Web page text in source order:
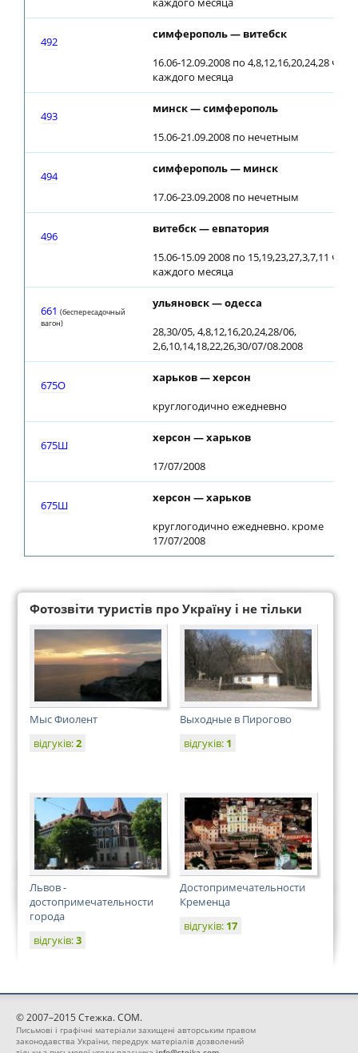
492
симферополь — витебск
16.06-12.09.2008 по 4,8,12,16,20,24,28
каждого месяца
493
минск — симферополь
15.06-21.09.2008 по нечетным
494
симферополь — минск
17.06-23.09.2008 по нечетным
496
витебск — евпатория
15.06-15.09 2008 по 15,19,23,27,3,7,11
каждого месяца
661 (беспересадочный
вагон)
ульяновск — одесса
28,30/05, 4,8,12,16,20,24,28/06,
2,6,10,14,18,22,26,30/07/08.2008
675О
харьков — херсон
круглогодично ежедневно
675Ш
херсон — харьков
17/07/2008
675Ш
херсон — харьков
круглогодично ежедневно. кроме
17/07/2008
Фотозвіти туристів про Україну і не тільки
Мыс Фиолент
відгуків:2
Выходные в Пирогово
відгуків: 1
Львов -
достопримечательности
города
відгуків:3
Достопримечательности
Кременца
відгуків: 17
© 2007–2015 Стежка. COM.
Письмові і графічні матеріали захищені авторським правом
законодавства України, передрук матеріалів дозволений